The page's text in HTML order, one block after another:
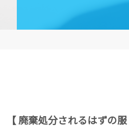
【 廃棄処分されるはずの